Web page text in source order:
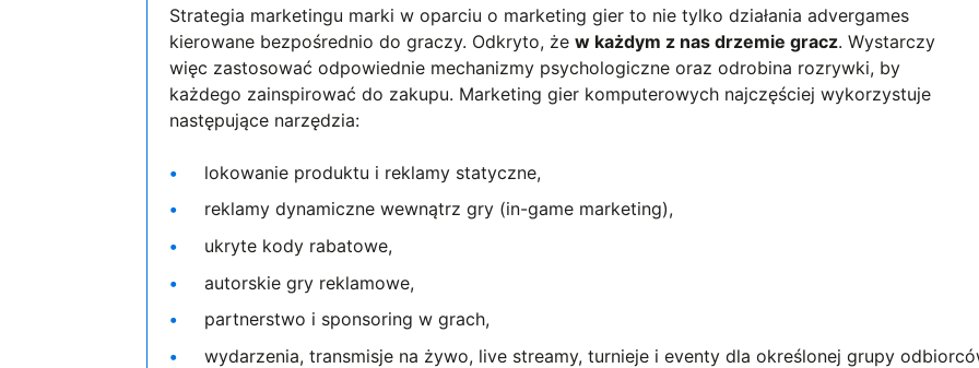
Strategia marketingu marki w oparciu o marketing gier to nie tylko działania advergames
kierowane bezpośrednio do graczy. Odkryto, żew każdym z nas drzemie gracz. Wystarczy
więc zastosować odpowiednie mechanizmy psychologiczne oraz odrobina rozrywki, by
każdego zainspirować do zakupu. Marketing gier komputerowych najczęściej wykorzystuje
następujące narzędzia:
lokowanie produktu i reklamy statyczne,
reklamy dynamiczne wewnątrz gry (in-game marketing),
ukryte kody rabatowe,
autorskie gry reklamowe,
partnerstwo i sponsoring w grach,
wydarzenia, transmisje na żywo, live streamy, turnieje i eventy dla określonej grupy